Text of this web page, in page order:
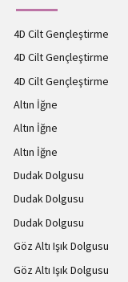
4D Cilt Gençleştirme
4D Cilt Gençleştirme
4D Cilt Gençleştirme
Altın İğne
Altın İğne
Altın İğne
Dudak Dolgusu
Dudak Dolgusu
Dudak Dolgusu
Göz Altı Işık Dolgusu
Göz Altı Işık Dolgusu